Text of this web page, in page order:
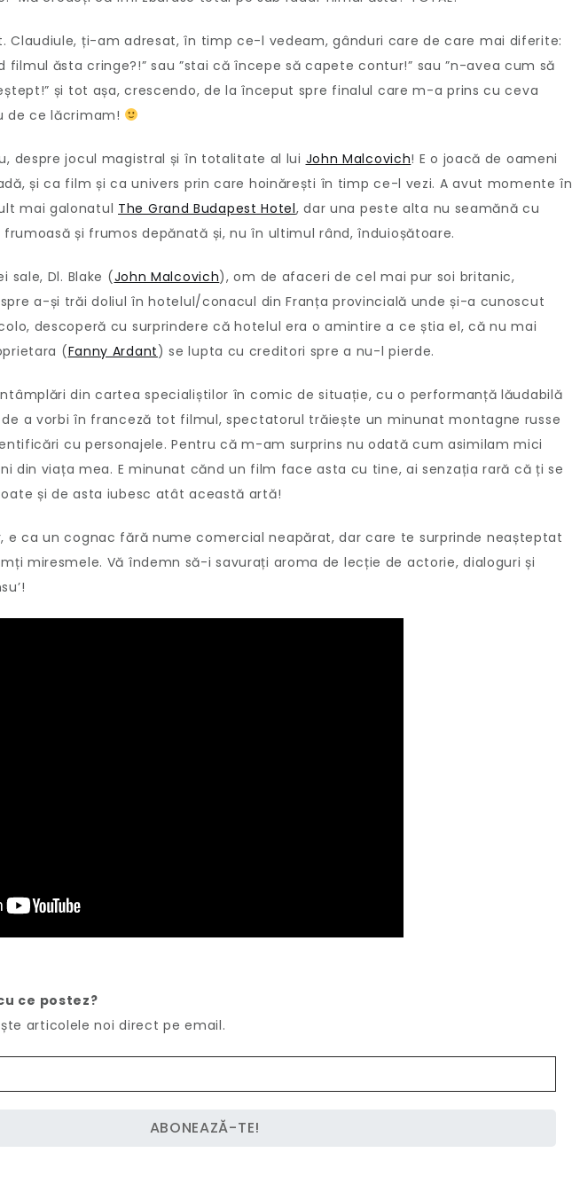
Claudiule, ți-am adresat, în timp ce-l vedeam, gânduri care de care mai diferite:
filmul ăsta cringe?!” sau ”stai că începe să capete contur!” sau ”n-avea cum să
și tot așa, crescendo, de la început spre finalul care m-a prins cu ceva
de ce lăcrimam!
despre jocul magistral și în totalitate al lui John Malcovich! E o joacă de oameni
și ca film și ca univers prin care hoinărești în timp ce-l vezi. A avut momente în
mai galonatul The Grand Budapest Hotel, dar una peste alta nu seamănă cu
frumoasă și frumos depănată și, nu în ultimul rând, înduioșătoare.
sale, Dl. Blake (John Malcovich), om de afaceri de cel mai pur soi britanic,
a-și trăi doliul în hotelul/conacul din Franța provincială unde și-a cunoscut
descoperă cu surprindere că hotelul era o amintire a ce știa el, că nu mai
(Fanny Ardant) se lupta cu creditori spre a nu-l pierde.
din cartea specialiștilor în comic de situație, cu o performanță lăudabilă
a vorbi în franceză tot filmul, spectatorul trăiește un minunat montagne russe
cu personajele. Pentru că m-am surprins nu odată cum asimilam mici
din viața mea. E minunat cănd un film face asta cu tine, ai senzația rară că ți se
și de asta iubesc atât această artă!
e ca un cognac fără nume comercial neapărat, dar care te surprinde neașteptat
miresmele. Vă îndemn să-i savurați aroma de lecție de actorie, dialoguri și
ce postez?
articolele noi direct pe email.